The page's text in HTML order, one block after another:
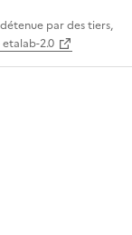
par des tiers,
2.0